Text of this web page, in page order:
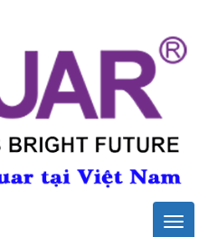
Toggle